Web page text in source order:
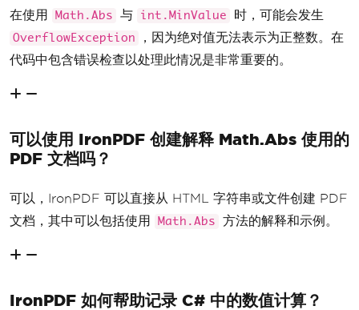
在使用 Math.Abs 与 int.MinValue 时，可能会发生
OverflowException
，因为绝对值无法表示为正整数。在
代码中包含错误检查以处理此情况是非常重要的。
可以使用 IronPDF 创建解释 Math.Abs 使用的
PDF 文档吗？
可以，IronPDF 可以直接从 HTML 字符串或文件创建 PDF
文档，其中可以包括使用
Math.Abs 方法的解释和示例。
IronPDF 如何帮助记录 C# 中的数值计算？